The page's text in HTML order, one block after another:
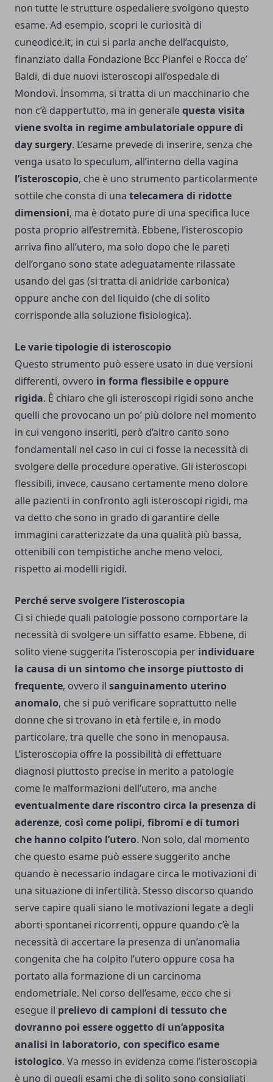
non tutte le strutture ospedaliere svolgono questo
esame. Ad esempio, scopri le curiosità di
cuneodice.it, in cui si parla anche dell’acquisto,
finanziato dalla Fondazione Bcc Pianfei e Rocca de’
Baldi, di due nuovi isteroscopi all’ospedale di
Mondovì. Insomma, si tratta di un macchinario che
non c’è dappertutto, ma in generalequesta visita
viene svolta in regime ambulatoriale oppure di
day surgery. L’esame prevede di inserire, senza che
venga usato lo speculum, all’interno della vagina
l’isteroscopio, che è uno strumento particolarmente
sottile che consta di una telecamera di ridotte
dimensioni, ma è dotato pure di una specifica luce
posta proprio all’estremità. Ebbene, l’isteroscopio
arriva fino all’utero, ma solo dopo che le pareti
dell’organo sono state adeguatamente rilassate
usando del gas (si tratta di anidride carbonica)
oppure anche con del liquido (che di solito
corrisponde alla soluzione fisiologica).
Le varie tipologie di isteroscopio
Questo strumento può essere usato in due versioni
differenti, ovvero in forma flessibile e oppure
rigida. È chiaro che gli isteroscopi rigidi sono anche
quelli che provocano un po’ più dolore nel momento
in cui vengono inseriti, però d’altro canto sono
fondamentali nel caso in cui ci fosse la necessità di
svolgere delle procedure operative. Gli isteroscopi
flessibili, invece, causano certamente meno dolore
alle pazienti in confronto agli isteroscopi rigidi, ma
va detto che sono in grado di garantire delle
immagini caratterizzate da una qualità più bassa,
ottenibili con tempistiche anche meno veloci,
rispetto ai modelli rigidi.
Perché serve svolgere l’isteroscopia
Ci si chiede quali patologie possono comportare la
necessità di svolgere un siffatto esame. Ebbene, di
solito viene suggerita l’isteroscopia per individuare
la causa di un sintomo che insorge piuttosto di
frequente, ovvero il sanguinamento uterino
anomalo, che si può verificare soprattutto nelle
donne che si trovano in età fertile e, in modo
particolare, tra quelle che sono in menopausa.
L’isteroscopia offre la possibilità di effettuare
diagnosi piuttosto precise in merito a patologie
come le malformazioni dell’utero, ma anche
eventualmente dare riscontro circa la presenza di
aderenze, così come polipi, fibromi e di tumori
che hanno colpito l’utero. Non solo, dal momento
che questo esame può essere suggerito anche
quando è necessario indagare circa le motivazioni di
una situazione di infertilità. Stesso discorso quando
serve capire quali siano le motivazioni legate a degli
aborti spontanei ricorrenti, oppure quando c’è la
necessità di accertare la presenza di un’anomalia
congenita che ha colpito l’utero oppure cosa ha
portato alla formazione di un carcinoma
endometriale. Nel corso dell’esame, ecco che si
esegue il prelievo di campioni di tessuto che
dovranno poi essere oggetto di un’apposita
analisi in laboratorio, con specifico esame
istologico. Va messo in evidenza come l’isteroscopia
è uno di quegli esami che di solito sono consigliati